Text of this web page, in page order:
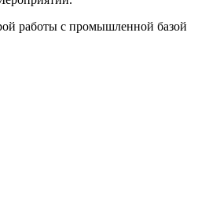
работы с промышленной базой